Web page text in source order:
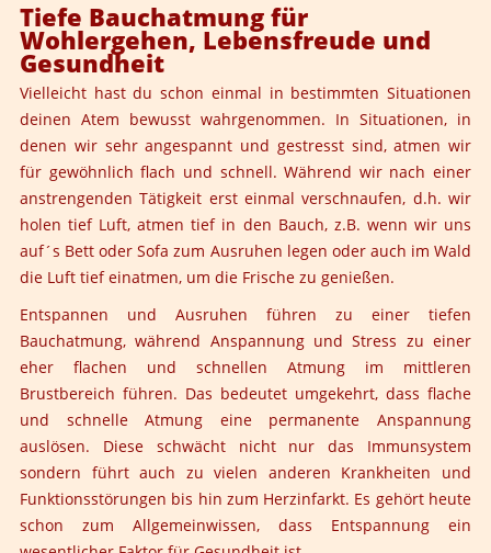
Tiefe Bauchatmung für
Wohlergehen, Lebensfreude und
Gesundheit
Vielleicht hast du schon einmal in bestimmten Situationen
deinen Atem bewusst wahrgenommen. In Situationen, in
denen wir sehr angespannt und gestresst sind, atmen wir
für gewöhnlich flach und schnell. Während wir nach einer
anstrengenden Tätigkeit erst einmal verschnaufen, d.h. wir
holen tief Luft, atmen tief in den Bauch, z.B. wenn wir uns
auf´s Bett oder Sofa zum Ausruhen legen oder auch im Wald
die Luft tief einatmen, um die Frische zu genießen.
Entspannen und Ausruhen führen zu einer tiefen
Bauchatmung, während Anspannung und Stress zu einer
eher flachen und schnellen Atmung im mittleren
Brustbereich führen. Das bedeutet umgekehrt, dass flache
und schnelle Atmung eine permanente Anspannung
auslösen. Diese schwächt nicht nur das Immunsystem
sondern führt auch zu vielen anderen Krankheiten und
Funktionsstörungen bis hin zum Herzinfarkt. Es gehört heute
schon zum Allgemeinwissen, dass Entspannung ein